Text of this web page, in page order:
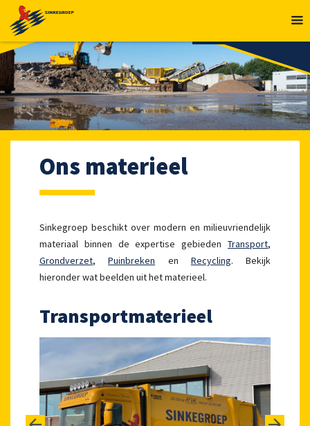
Ons materieel
Sinkegroep beschikt over modern en milieuvriendelijk
materiaal binnen de expertise gebiedenTransport,
Grondverzet, Puinbreken en Recycling. Bekijk
hieronder wat beelden uit het materieel.
Transportmaterieel